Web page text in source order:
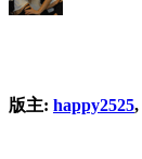
版主: happy2525,